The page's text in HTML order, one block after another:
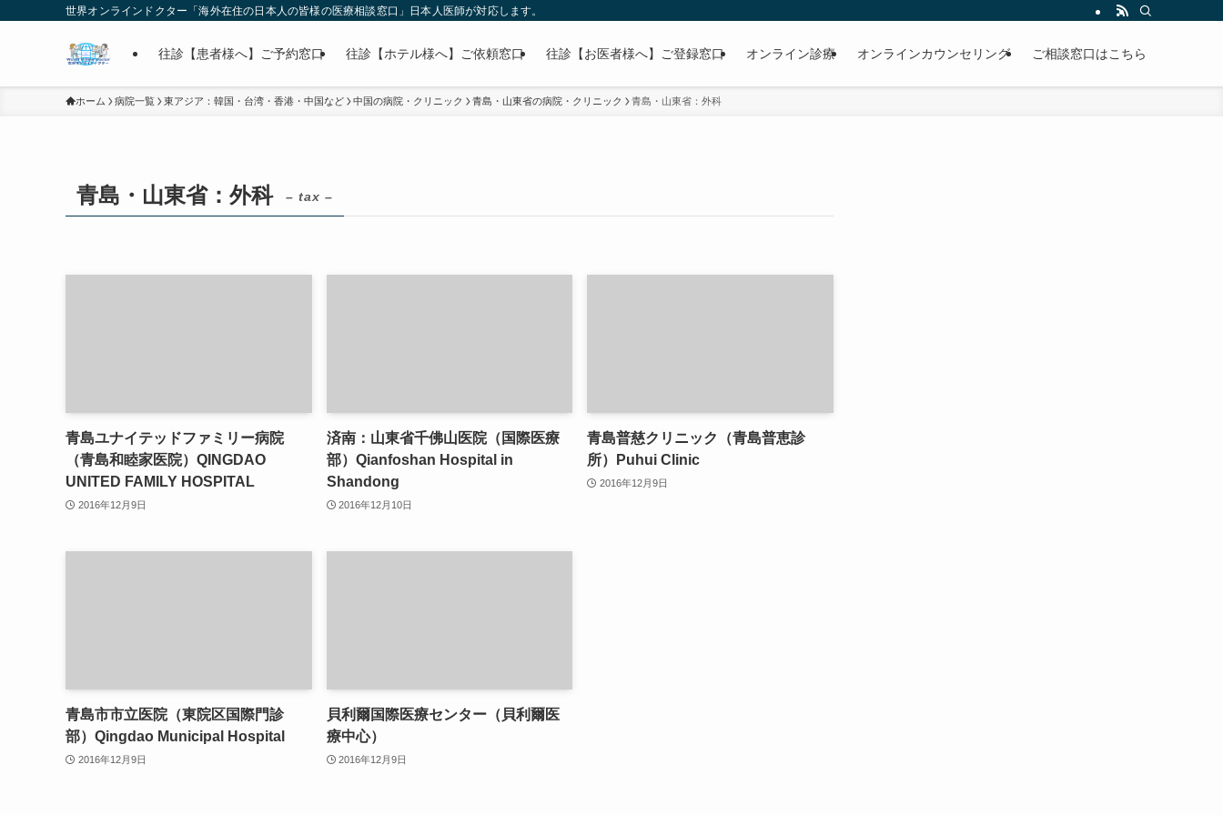
世界オンラインドクター「海外在住の日本人の皆様の医療相談窓口」日本人医師が対応します。
往診【患者様へ】ご予約窓口 往診【ホテル様へ】ご依頼窓口 往診【お医者様へ】ご登録窓口 オンライン診療 オンラインカウンセリング ご相談窓口はこちら
ホーム 病院一覧 東アジア：韓国・台湾・香港・中国など 中国の病院・クリニック 青島・山東省の病院・クリニック 青島・山東省：外科
青島・山東省：外科 – tax –
青島ユナイテッドファミリー病院
（青島和睦家医院）QINGDAO
UNITED FAMILY HOSPITAL
2016年12月9日
済南：山東省千佛山医院（国際医療
部）Qianfoshan Hospital in
Shandong
2016年12月10日
青島普慈クリニック（青島普恵診
所）Puhui Clinic
2016年12月9日
青島市市立医院（東院区国際門診
部）Qingdao Municipal Hospital
2016年12月9日
貝利爾国際医療センター（貝利爾医
療中心）
2016年12月9日